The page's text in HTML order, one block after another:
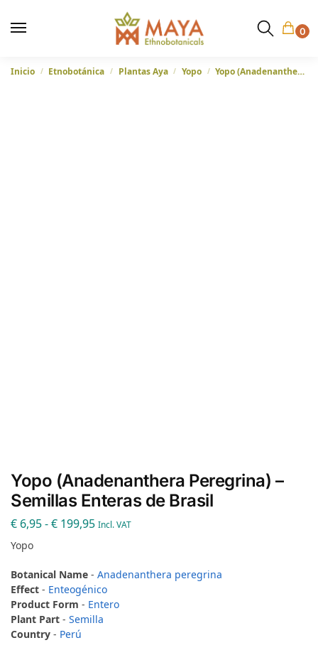
0
Inicio / Etnobotánica / Plantas Aya / Yopo / Yopo (Anadenanthera Peregrina) – Semillas Enteras de Brasil
Yopo (Anadenanthera Peregrina) –
Semillas Enteras de Brasil
€ 6,95-€ 199,95 Incl. VAT
Yopo
Botanical Name - Anadenanthera peregrina
Effect - Enteogénico
Product Form - Entero
Plant Part - Semilla
Country - Perú